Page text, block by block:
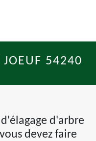
JOEUF 54240
d'arbre
devez faire